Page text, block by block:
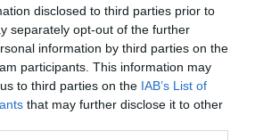
disclosed to third parties prior to
separately opt-out of the further
information by third parties on the
participants. This information may
to third parties on the IAB’s List of
that may further disclose it to other